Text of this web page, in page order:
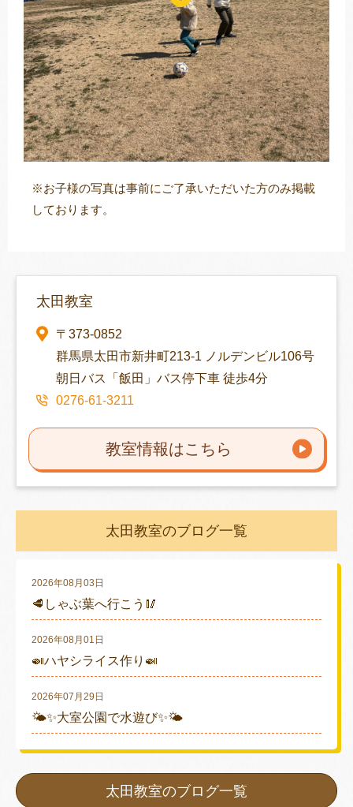
※お子様の写真は事前にご了承いただいた方のみ掲載
しております。
太田教室
〒373-0852
群馬県太田市新井町213-1 ノルデンビル106号
朝日バス「飯田」バス停下車 徒歩4分
0276-61-3211
教室情報はこちら
太田教室のブログ一覧
2026年08月03日
🥩しゃぶ葉へ行こう🥢
2026年08月01日
🍛ハヤシライス作り🍛
2026年07月29日
🌤✨大室公園で水遊び✨🌤
太田教室のブログ一覧